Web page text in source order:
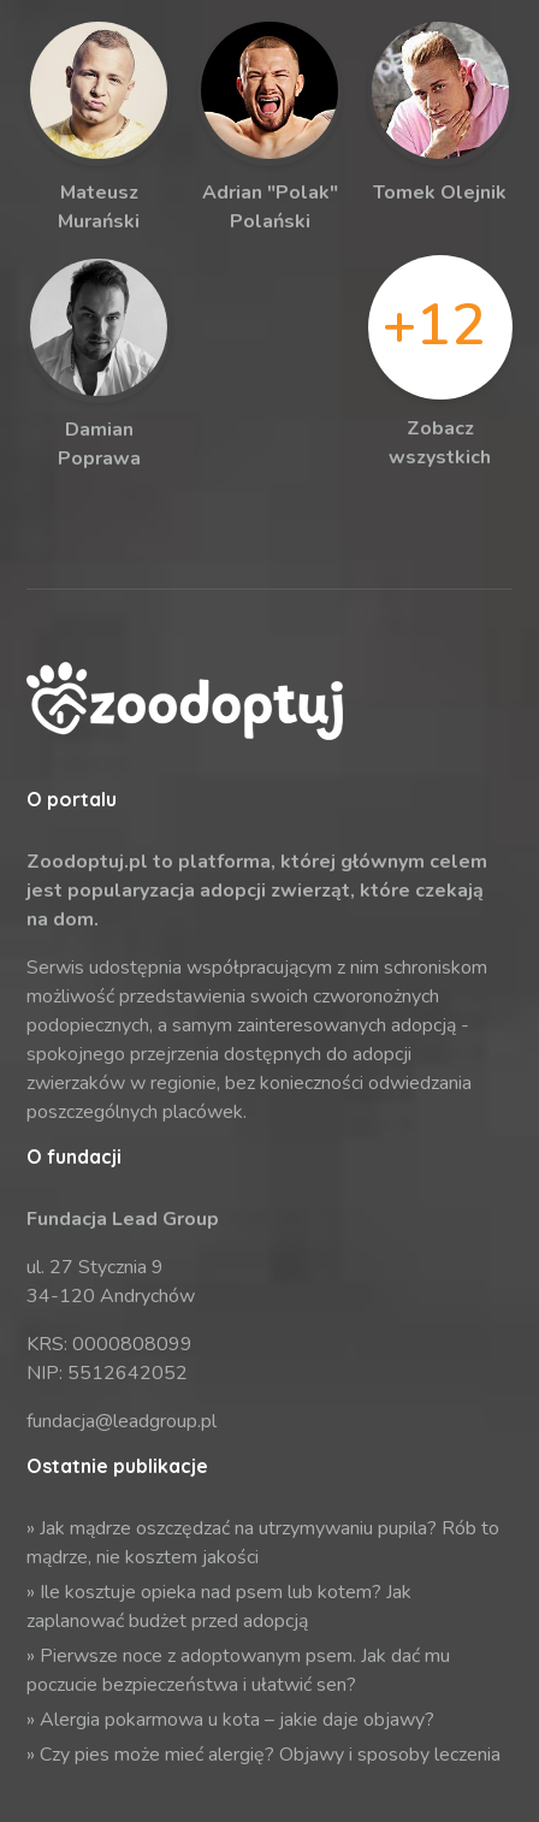
Mateusz
Murański
Adrian "Polak"
Polański
Tomek Olejnik
Damian
Poprawa
+12
Zobacz
wszystkich
O portalu
Zoodoptuj.pl to platforma, której głównym celem
jest popularyzacja adopcji zwierząt, które czekają
na dom.
Serwis udostępnia współpracującym z nim schroniskom
możliwość przedstawienia swoich czworonożnych
podopiecznych, a samym zainteresowanych adopcją -
spokojnego przejrzenia dostępnych do adopcji
zwierzaków w regionie, bez konieczności odwiedzania
poszczególnych placówek.
O fundacji
Fundacja Lead Group
ul. 27 Stycznia 9
34-120 Andrychów
KRS: 0000808099
NIP: 5512642052
fundacja@leadgroup.pl
Ostatnie publikacje
»Jak mądrze oszczędzać na utrzymywaniu pupila? Rób to
mądrze, nie kosztem jakości
» Ile kosztuje opieka nad psem lub kotem? Jak
zaplanować budżet przed adopcją
» Pierwsze noce z adoptowanym psem. Jak dać mu
poczucie bezpieczeństwa i ułatwić sen?
»Alergia pokarmowa u kota – jakie daje objawy?
»Czy pies może mieć alergię? Objawy i sposoby leczenia